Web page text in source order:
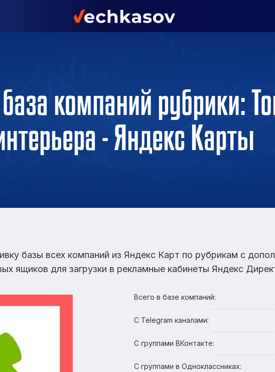
компаний рубрики:
- Яндекс Карты
базы всех компаний из Яндекс Карт по рубрикам с
ящиков для загрузки в рекламные кабинеты Яндекс
Всего в базе компаний:
С Telegram каналами:
С группами ВКонтакте:
С группами в Одноклассниках: